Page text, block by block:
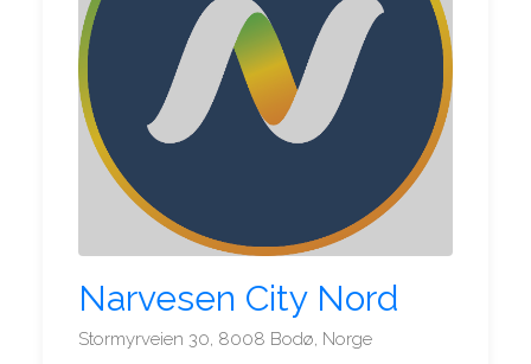
Narvesen City Nord
Stormyrveien 30, 8008 Bodø, Norge